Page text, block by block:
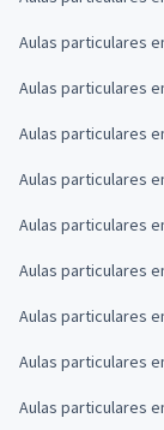
Aulas particulares
Aulas particulares
Aulas particulares
Aulas particulares
Aulas particulares
Aulas particulares
Aulas particulares
Aulas particulares
Aulas particulares